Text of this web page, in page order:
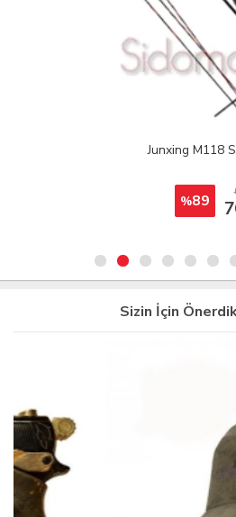
Junxing M118 Siyah
670.00
76.27
Sizin İçin